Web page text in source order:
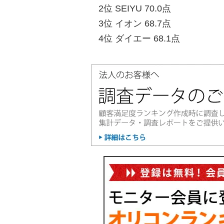
2位 SEIYU 70.0点
3位 イオン 68.7点
4位 ダイエー 68.1点